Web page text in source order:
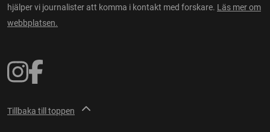
hjälper vi journalister att komma i kontakt med forskare. Läs mer om
webbplatsen.
Tillbaka till toppen